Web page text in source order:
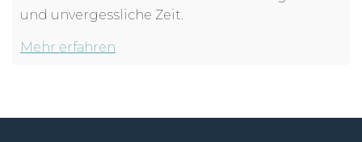
und unvergessliche Zeit.
Mehr erfahren